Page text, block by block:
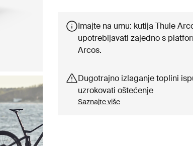
Imajte na umu: kutija Thule
upotrebljavati zajedno s
Arcos.
Dugotrajno izlaganje toplini
uzrokovati oštećenje
Saznajte više